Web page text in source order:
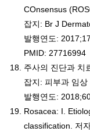
COnsensus
잡지: Br J
발행연도:
PMID: 27716994
주사의 진단과 치
잡지: 피부과 임상
발행연도:
Rosacea: I.
classification. 저